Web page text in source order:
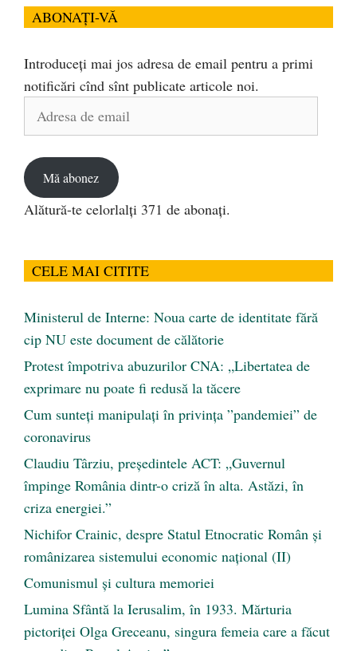
ABONAȚI-VĂ
Introduceți mai jos adresa de email pentru a primi
notificări cînd sînt publicate articole noi.
Adresa
Mă abonez
Alătură-te celorlalți 371 de abonați.
CELE MAI CITITE
Ministerul de Interne: Noua carte de identitate fără
cip NU este document de călătorie
Protest împotriva abuzurilor CNA: „Libertatea de
exprimare nu poate fi redusă la tăcere
Cum sunteți manipulați în privința ”pandemiei” de
coronavirus
Claudiu Târziu, președintele ACT: „Guvernul
împinge România dintr-o criză în alta. Astăzi, în
criza energiei.”
Nichifor Crainic, despre Statul Etnocratic Român şi
românizarea sistemului economic naţional (II)
Comunismul şi cultura memoriei
Lumina Sfântă la Ierusalim, în 1933. Mărturia
pictoriței Olga Greceanu, singura femeia care a făcut